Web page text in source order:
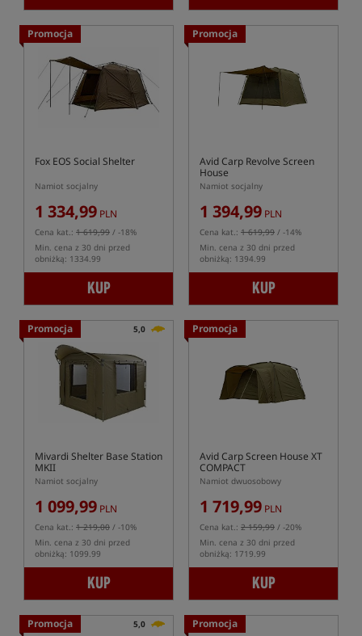
Promocja
Fox EOS Social Shelter
Namiot socjalny
1 334,99 PLN
Cena kat.: 1 619,99 / -18%
Min. cena z 30 dni przed
obniżką: 1334.99
KUP
Promocja
Avid Carp Revolve Screen
House
Namiot socjalny
1 394,99 PLN
Cena kat.: 1 619,99 / -14%
Min. cena z 30 dni przed
obniżką: 1394.99
KUP
Promocja 5,0
Mivardi Shelter Base Station
MKII
Namiot socjalny
1 099,99 PLN
Cena kat.: 1 219,00 / -10%
Min. cena z 30 dni przed
obniżką: 1099.99
KUP
Promocja
Avid Carp Screen House XT
COMPACT
Namiot dwuosobowy
1 719,99 PLN
Cena kat.: 2 159,99 / -20%
Min. cena z 30 dni przed
obniżką: 1719.99
KUP
Promocja 5,0 Promocja